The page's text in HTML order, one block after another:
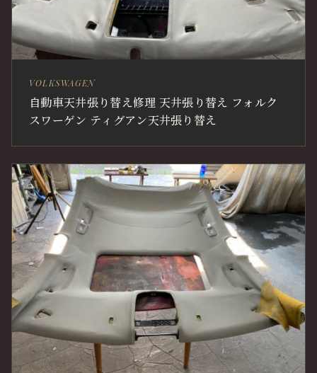
VOLKSWAGEN
自動車天井張り替え修理 天井張り替え フォルク
スワーゲン ティグアン天井張り替え